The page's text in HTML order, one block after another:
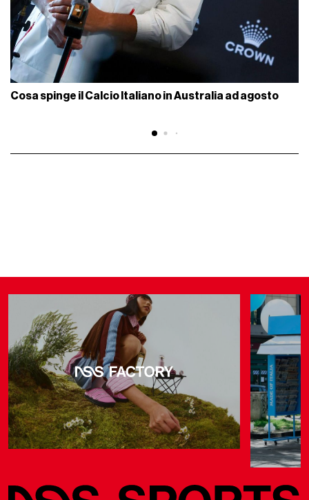
Cosa spinge il Calcio Italiano in Australia ad agosto